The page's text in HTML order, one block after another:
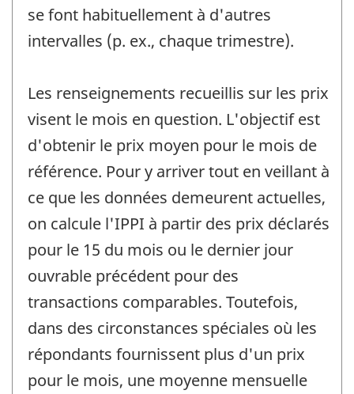
se font habituellement à d'autres
intervalles (p. ex., chaque trimestre).
Les renseignements recueillis sur les prix
visent le mois en question. L'objectif est
d'obtenir le prix moyen pour le mois de
référence. Pour y arriver tout en veillant à
ce que les données demeurent actuelles,
on calcule l'IPPI à partir des prix déclarés
pour le 15 du mois ou le dernier jour
ouvrable précédent pour des
transactions comparables. Toutefois,
dans des circonstances spéciales où les
répondants fournissent plus d'un prix
pour le mois, une moyenne mensuelle